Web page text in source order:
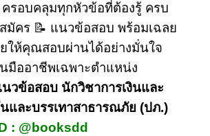
รอบคลุมทุกหัวข้อที่ต้องรู้ ครบ
มัคร 📝 แนวข้อสอบ พร้อมเฉลย
ให้คุณสอบผ่านได้อย่างมั่นใจ
มืออาชีพเฉพาะตำแหน่ง
วข้อสอบ นักวิชาการเงินและ
และบรรเทาสาธารณภัย (ปภ.)
: @booksdd